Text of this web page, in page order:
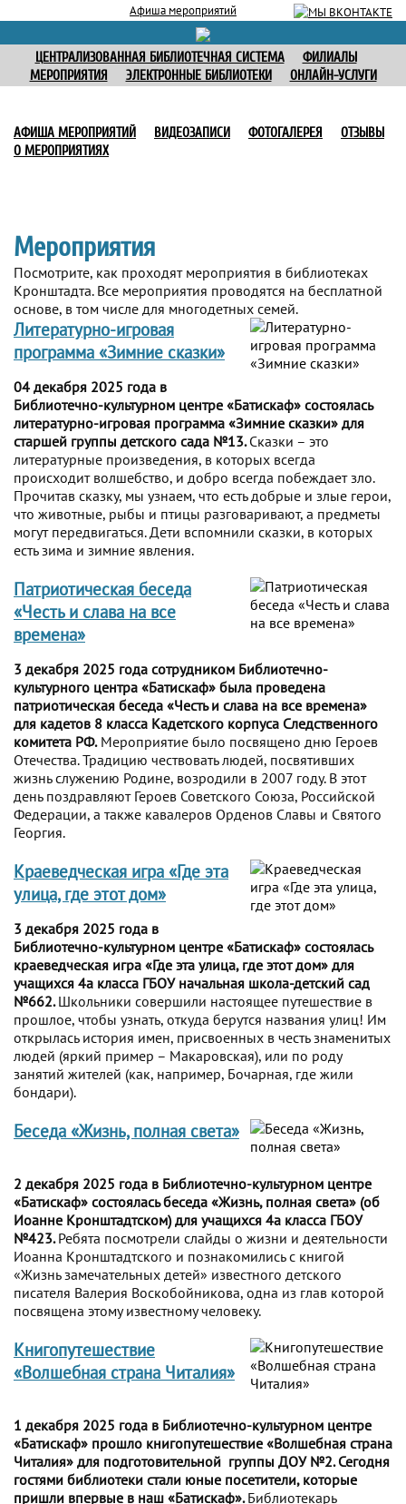
Афиша мероприятий
ЦЕНТРАЛИЗОВАННАЯ БИБЛИОТЕЧНАЯ СИСТЕМА
ФИЛИАЛЫ
МЕРОПРИЯТИЯ
ЭЛЕКТРОННЫЕ БИБЛИОТЕКИ ОНЛАЙН-УСЛУГИ
АФИША МЕРОПРИЯТИЙ ВИДЕОЗАПИСИ ФОТОГАЛЕРЕЯ
ОТЗЫВЫ
О МЕРОПРИЯТИЯХ
Мероприятия
Посмотрите, как проходят мероприятия в библиотеках
Кронштадта. Все мероприятия проводятся на бесплатной
основе, в том числе для многодетных семей.
Литературно-игровая
программа «Зимние сказки»
04 декабря 2025 года в
Библиотечно-культурном центре «Батискаф» состоялась
литературно-игровая программа «Зимние сказки» для
старшей группы детского сада №13.Сказки – это
литературные произведения, в которых всегда
происходит волшебство, и добро всегда побеждает зло.
Прочитав сказку, мы узнаем, что есть добрые и злые герои,
что животные, рыбы и птицы разговаривают, а предметы
могут передвигаться. Дети вспомнили сказки, в которых
есть зима и зимние явления.
Патриотическая беседа
«Честь и слава на все
времена»
3 декабря 2025 года сотрудником Библиотечно-
культурного центра «Батискаф» была проведена
патриотическая беседа «Честь и слава на все времена»
для кадетов 8 класса Кадетского корпуса Следственного
комитета РФ.Мероприятие было посвящено дню Героев
Отечества. Традицию чествовать людей, посвятивших
жизнь служению Родине, возродили в 2007 году. В этот
день поздравляют Героев Советского Союза, Российской
Федерации, а также кавалеров Орденов Славы и Святого
Георгия.
Краеведческая игра «Где эта
улица, где этот дом»
3 декабря 2025 года в
Библиотечно-культурном центре «Батискаф» состоялась
краеведческая игра «Где эта улица, где этот дом» для
учащихся 4а класса ГБОУ начальная школа-детский сад
№662.Школьники совершили настоящее путешествие в
прошлое, чтобы узнать, откуда берутся названия улиц! Им
открылась история имен, присвоенных в честь знаменитых
людей (яркий пример – Макаровская), или по роду
занятий жителей (как, например, Бочарная, где жили
бондари).
Беседа «Жизнь, полная света»
2 декабря 2025 года в Библиотечно-культурном центре
«Батискаф» состоялась беседа «Жизнь, полная света» (об
Иоанне Кронштадтском) для учащихся 4а класса ГБОУ
№423.Ребята посмотрели слайды о жизни и деятельности
Иоанна Кронштадтского и познакомились с книгой
«Жизнь замечательных детей» известного детского
писателя Валерия Воскобойникова, одна из глав которой
посвящена этому известному человеку.
Книгопутешествие
«Волшебная страна Читалия»
1 декабря 2025 года в Библиотечно-культурном центре
«Батискаф» прошло книгопутешествие «Волшебная страна
Читалия» для подготовительной группы ДОУ №2. Сегодня
гостями библиотеки стали юные посетители, которые
пришли впервые в наш «Батискаф».Библиотекарь